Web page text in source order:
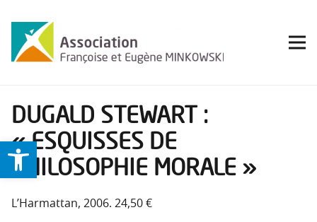
Ouvrir la barre d’outils
DUGALD STEWART :
« ESQUISSES DE
PHILOSOPHIE MORALE »
L’Harmattan, 2006. 24,50 €